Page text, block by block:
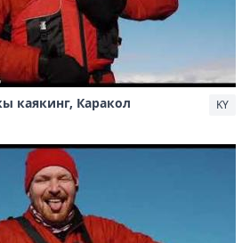
каякинг, Каракол
KY